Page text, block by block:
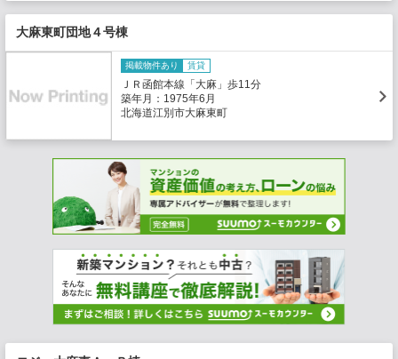
大麻東町団地４号棟
掲載物件あり 賃貸
ＪＲ函館本線「大麻」歩11分
築年月：1975年6月
北海道江別市大麻東町